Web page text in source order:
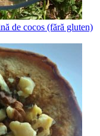
de cocos (fără gluten)